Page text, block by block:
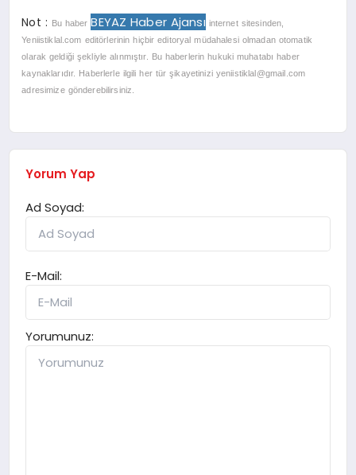
Not : Bu haber BEYAZ Haber Ajansı internet sitesinden,
Yeniistiklal.com editörlerinin hiçbir editoryal müdahalesi olmadan otomatik
olarak geldiği şekliyle alınmıştır. Bu haberlerin hukuki muhatabı haber
kaynaklarıdır. Haberlerle ilgili her tür şikayetinizi yeniistiklal@gmail.com
adresimize gönderebilirsiniz.
Yorum Yap
Ad Soyad:
E-Mail:
Yorumunuz: